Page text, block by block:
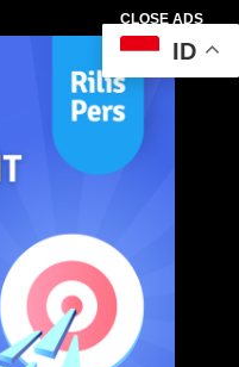
CLOSE ADS
ID